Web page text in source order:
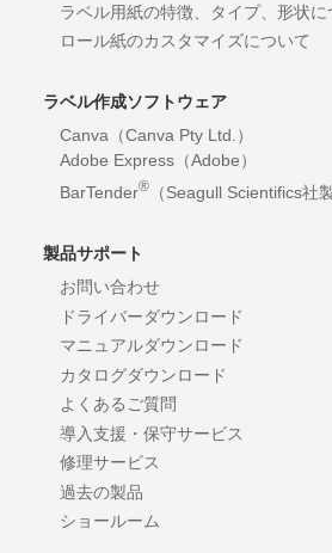
ラベル用紙の特徴、タイプ、形状に
ロール紙のカスタマイズについて
ラベル作成ソフトウェア
Canva（Canva Pty Ltd.）
Adobe Express（Adobe）
BarTender® （Seagull Scientifics社製
製品サポート
お問い合わせ
ドライバーダウンロード
マニュアルダウンロード
カタログダウンロード
よくあるご質問
導入支援・保守サービス
修理サービス
過去の製品
ショールーム